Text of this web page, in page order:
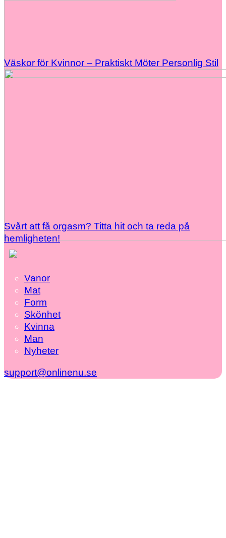
Väskor för Kvinnor – Praktiskt Möter Personlig Stil
Svårt att få orgasm? Titta hit och ta reda på
hemligheten!
Vanor
Mat
Form
Skönhet
Kvinna
Man
Nyheter
support@onlinenu.se